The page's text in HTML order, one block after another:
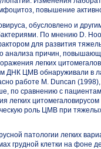
повышение
обусловлено и
По мнению D.
для развития
анализа причин,
легких
ДНК ЦМВ обнаруживали в
работе М. Duncan
по сравнению с
легких
роль ЦМВ при
патологии легких
грудной клетки на фоне